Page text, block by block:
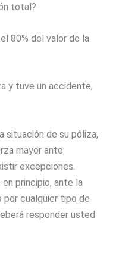
total?
80% del valor de la
y tuve un accidente,
situación de su póliza,
mayor ante
excepciones.
principio, ante la
cualquier tipo de
responder usted